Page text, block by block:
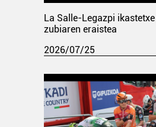
La Salle-Legazpi
zubiaren eraistea
2026/07/25